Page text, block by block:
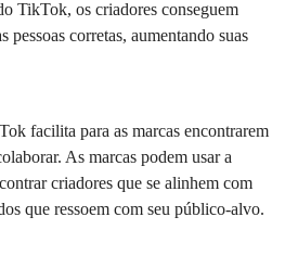
TikTok, os criadores conseguem
pessoas corretas, aumentando suas
facilita para as marcas encontrarem
As marcas podem usar a
criadores que se alinhem com
que ressoem com seu público-alvo.